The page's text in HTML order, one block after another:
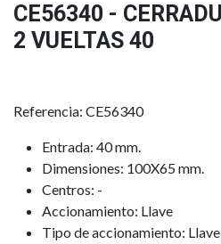
CE56340 -
2 VUELTAS 40
Referencia: CE56340
Entrada: 40 mm.
Dimensiones: 100X65 mm.
Centros: -
Accionamiento: Llave
Tipo de accionamiento: